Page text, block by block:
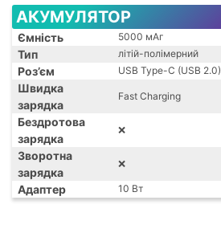
АКУМУЛЯТОР
Ємність 5000 мАг
Тип літій-полімерний
Роз’єм USB Type-C (USB 2.0)
Швидка
зарядка
Fast Charging
Бездротова
зарядка
❌
Зворотна
зарядка
❌
Адаптер 10 Вт